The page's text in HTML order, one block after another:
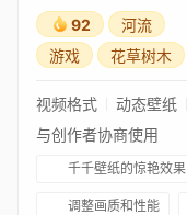
92
河流
游戏
花草树木
视频格式 动态壁纸
与创作者协商使用
千千壁纸的惊艳效果
调整画质和性能